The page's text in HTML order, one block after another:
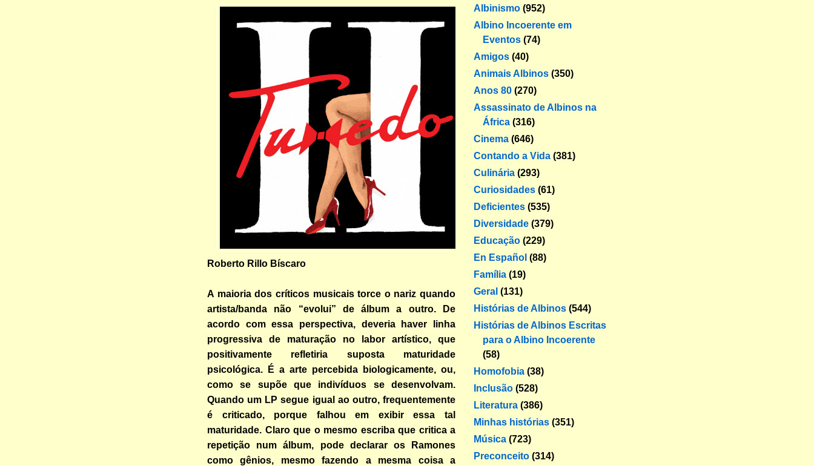
Roberto Rillo Bíscaro
A maioria dos críticos musicais torce o nariz quando
artista/banda não “evolui” de álbum a outro. De
acordo com essa perspectiva, deveria haver linha
progressiva de maturação no labor artístico, que
positivamente refletiria suposta maturidade
psicológica. É a arte percebida biologicamente, ou,
como se supõe que indivíduos se desenvolvam.
Quando um LP segue igual ao outro, frequentemente
é criticado, porque falhou em exibir essa tal
maturidade. Claro que o mesmo escriba que critica a
repetição num álbum, pode declarar os Ramones
como gênios, mesmo fazendo a mesma coisa a
Albinismo (952)
Albino Incoerente em
Eventos (74)
Amigos (40)
Animais Albinos (350)
Anos 80 (270)
Assassinato de Albinos na
África (316)
Cinema (646)
Contando a Vida (381)
Culinária (293)
Curiosidades (61)
Deficientes (535)
Diversidade (379)
Educação (229)
En Español (88)
Família (19)
Geral (131)
Histórias de Albinos (544)
Histórias de Albinos Escritas
para o Albino Incoerente
(58)
Homofobia (38)
Inclusão (528)
Literatura (386)
Minhas histórias (351)
Música (723)
Preconceito (314)